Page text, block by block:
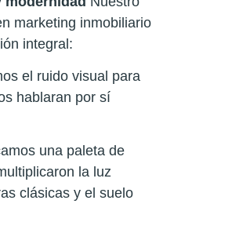
marketing inmobiliario
integral:
el ruido visual para
hablaran por sí
una paleta de
la luz
clásicas y el suelo